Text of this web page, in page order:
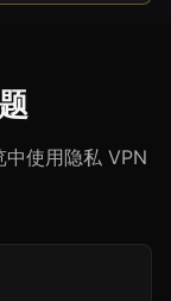
使用隐私 VPN